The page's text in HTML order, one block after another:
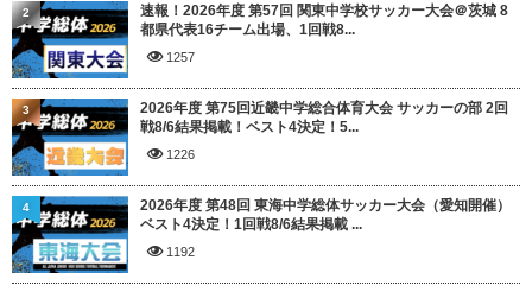
速報！2026年度 第57回 関東中学校サッカー大会＠茨城 8
都県代表16チーム出場、1回戦8...
1257
2
2026年度 第75回近畿中学総合体育大会 サッカーの部 2回
戦8/6結果掲載！ベスト4決定！5...
1226
3
2026年度 第48回 東海中学総体サッカー大会（愛知開催）
ベスト4決定！1回戦8/6結果掲載 ...
1192
4